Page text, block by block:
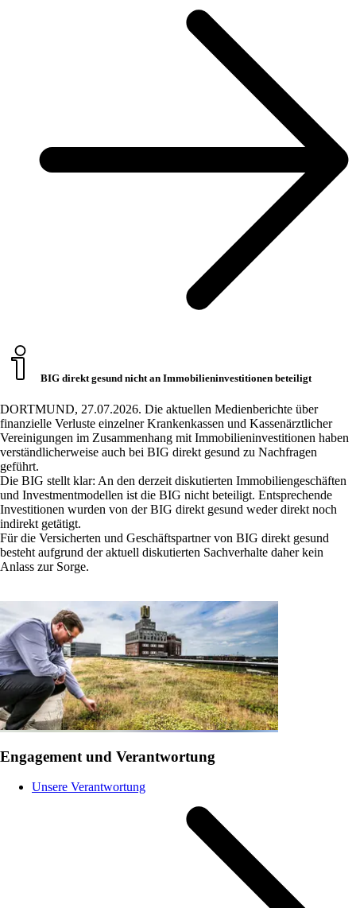
BIG direkt gesund nicht an Immobilieninvestitionen beteiligt
DORTMUND, 27.07.2026. Die aktuellen Medienberichte über
finanzielle Verluste einzelner Krankenkassen und Kassenärztlicher
Vereinigungen im Zusammenhang mit Immobilieninvestitionen haben
verständlicherweise auch bei BIG direkt gesund zu Nachfragen
geführt.
Die BIG stellt klar: An den derzeit diskutierten Immobiliengeschäften
und Investmentmodellen ist die BIG nicht beteiligt. Entsprechende
Investitionen wurden von der BIG direkt gesund weder direkt noch
indirekt getätigt.
Für die Versicherten und Geschäftspartner von BIG direkt gesund
besteht aufgrund der aktuell diskutierten Sachverhalte daher kein
Anlass zur Sorge.
Engagement und Verantwortung
Unsere Verantwortung